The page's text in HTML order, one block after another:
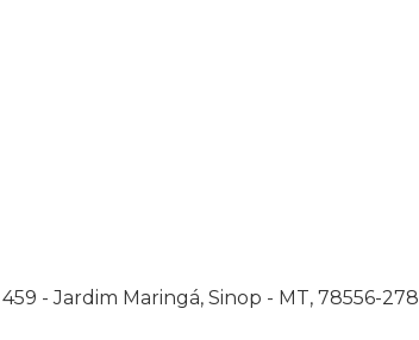
- Jardim Maringá, Sinop - MT, 78556-278